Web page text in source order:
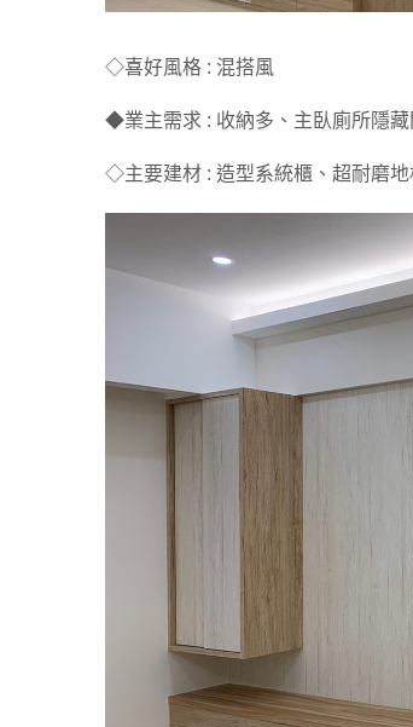
◇喜好風格 : 混搭風
◆業主需求 : 收納多、主臥廁所隱藏
◇主要建材 : 造型系統櫃、超耐磨